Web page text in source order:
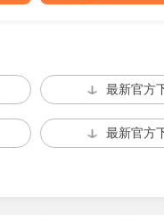
/一击必杀 最新官方
最新官方